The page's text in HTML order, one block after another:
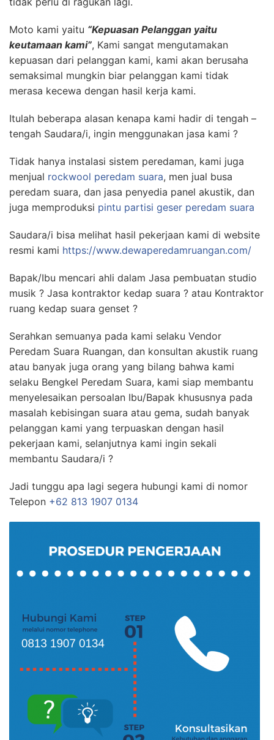
Moto kami yaitu “Kepuasan Pelanggan yaitu
keutamaan kami”, Kami sangat mengutamakan
kepuasan dari pelanggan kami, kami akan berusaha
semaksimal mungkin biar pelanggan kami tidak
merasa kecewa dengan hasil kerja kami.
Itulah beberapa alasan kenapa kami hadir di tengah –
tengah Saudara/i, ingin menggunakan jasa kami ?
Tidak hanya instalasi sistem peredaman, kami juga
menjual rockwool peredam suara, men jual busa
peredam suara, dan jasa penyedia panel akustik, dan
juga memproduksi pintu partisi geser peredam suara
Saudara/i bisa melihat hasil pekerjaan kami di website
resmi kami https://www.dewaperedamruangan.com/
Bapak/Ibu mencari ahli dalam Jasa pembuatan studio
musik ? Jasa kontraktor kedap suara ? atau Kontraktor
ruang kedap suara genset ?
Serahkan semuanya pada kami selaku Vendor
Peredam Suara Ruangan, dan konsultan akustik ruang
atau banyak juga orang yang bilang bahwa kami
selaku Bengkel Peredam Suara, kami siap membantu
menyelesaikan persoalan Ibu/Bapak khususnya pada
masalah kebisingan suara atau gema, sudah banyak
pelanggan kami yang terpuaskan dengan hasil
pekerjaan kami, selanjutnya kami ingin sekali
membantu Saudara/i ?
Jadi tunggu apa lagi segera hubungi kami di nomor
Telepon +62 813 1907 0134